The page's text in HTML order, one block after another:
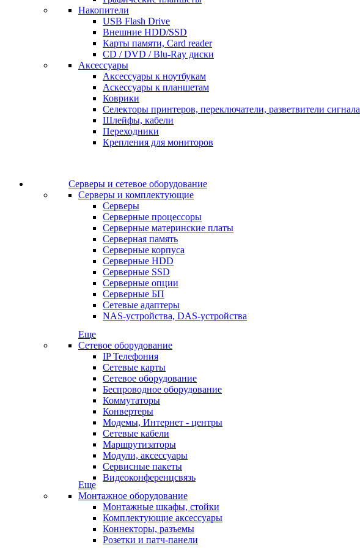
Накопители
USB Flash Drive
Внешние HDD/SSD
Карты памяти, Card reader
CD / DVD / Blu-Ray диски
Аксессуары
Аксессуары к ноутбукам
Аскессуары к планшетам
Коврики
Селекторы принтеров, переключатели, разветвители сигнала
Шлейфы, кабели
Переходники
Крепления для мониторов
Серверы и сетевое оборудование
Серверы и комплектующие
Серверы
Серверные процессоры
Серверные материнские платы
Серверная память
Серверные корпуса
Серверные HDD
Серверные SSD
Серверные опции
Серверные БП
Сетевые адаптеры
NAS-устройства, DAS-устройства
Еще
Сетевое оборудование
IP Телефония
Сетевые карты
Сетевое оборудование
Беспроводное оборудование
Коммутаторы
Конвертеры
Модемы, Интернет - центры
Сетевые кабели
Маршрутизаторы
Модули, аксессуары
Сервисные пакеты
Видеоконференцсвязь
Еще
Монтажное оборудование
Монтажные шкафы, стойки
Комплектующие аксессуары
Коннекторы, разъемы
Розетки и патч-панели